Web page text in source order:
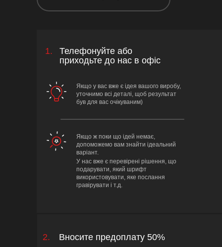
1.
Телефонуйте або
приходьте до нас в офіс
Якщо у вас вже є ідея вашого виробу,
уточнимо всі деталі, щоб результат
був для вас очікуваним)
Якщо ж поки що ідей немає,
допоможемо вам знайти ідеальний
варіант.
У нас вже є перевірені рішення, що
подарувати, який шрифт
використовувати, яке послання
гравірувати і т.д.
2. Вносите предоплату 50%